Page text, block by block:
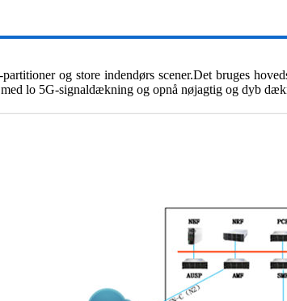
og store indendørs scener.Det bruges
med lo 5G-signaldækning og opnå nøjagtig og dyb